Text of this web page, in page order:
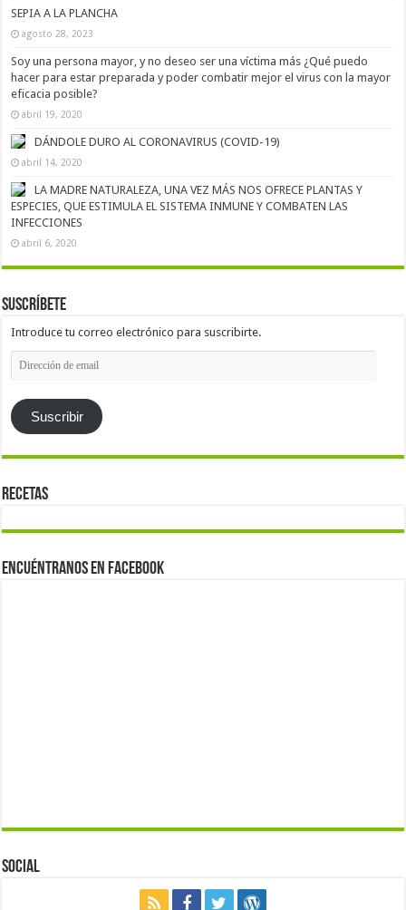
SEPIA A LA PLANCHA
agosto 28, 2023
Soy una persona mayor, y no deseo ser una víctima más ¿Qué puedo
hacer para estar preparada y poder combatir mejor el virus con la mayor
eficacia posible?
abril 19, 2020
DÁNDOLE DURO AL CORONAVIRUS (COVID-19)
abril 14, 2020
LA MADRE NATURALEZA, UNA VEZ MÁS NOS OFRECE PLANTAS Y
ESPECIES, QUE ESTIMULA EL SISTEMA INMUNE Y COMBATEN LAS
INFECCIONES
abril 6, 2020
Suscríbete
Introduce tu correo electrónico para suscribirte.
Dirección
de
Suscribir
Recetas
Encuéntranos en Facebook
Social